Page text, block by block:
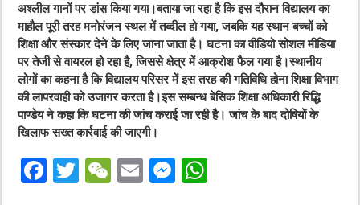
अश्लील गानों पर डांस किया गया।बताया जा रहा है कि इस दौरान विद्यालय का
माहौल पूरी तरह मनोरंजन स्थल में तब्दील हो गया, जबकि यह स्थान बच्चों को
शिक्षा और संस्कार देने के लिए जाना जाता है। घटना का वीडियो सोशल मीडिया
पर तेजी से वायरल हो रहा है, जिससे क्षेत्र में आक्रोश फैल गया है।स्थानीय
लोगों का कहना है कि विद्यालय परिसर में इस तरह की गतिविधि होना शिक्षा विभाग
की लापरवाही को उजागर करता है।इस सम्बन्ध बेसिक शिक्षा अधिकारी रिद्धि
पाण्डेय ने कहा कि घटना की जांच कराई जा रही है। जांच के बाद दोषियों के
खिलाफ सख्त कार्रवाई की जाएगी।
F
T
W E
M